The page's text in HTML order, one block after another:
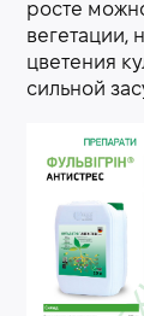
росте
вегетации,
цветения
сильной